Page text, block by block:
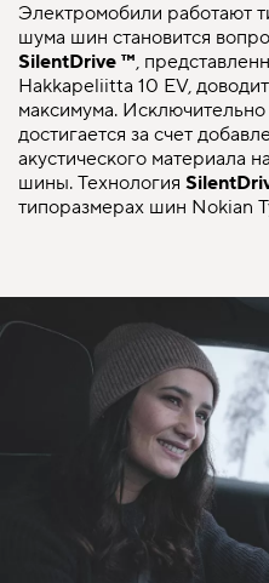
Электромобили работают
шума шин становится
SilentDrive ™,
Hakkapeliitta 10 EV,
максимума.
достигается за счет
акустического материала
шины. Технология
типоразмерах шин Nokian